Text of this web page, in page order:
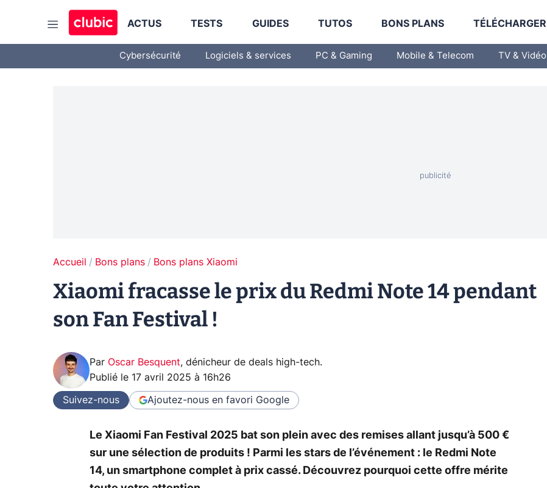
ACTUS TESTS GUIDES TUTOS BONS PLANS TÉLÉCHARGER
Cybersécurité Logiciels & services PC & Gaming Mobile & Telecom TV & Vidéo
Accueil Bons plans Bons plans Xiaomi
Xiaomi fracasse le prix du Redmi Note 14 pendant
son Fan Festival !
Par Oscar Besquent, dénicheur de deals high-tech.
Publié le 17 avril 2025 à 16h26
Suivez-nous Ajoutez-nous en favori Google
Le Xiaomi Fan Festival 2025 bat son plein avec des remises allant jusqu’à 500 €
sur une sélection de produits ! Parmi les stars de l’événement : le Redmi Note
14, un smartphone complet à prix cassé. Découvrez pourquoi cette offre mérite